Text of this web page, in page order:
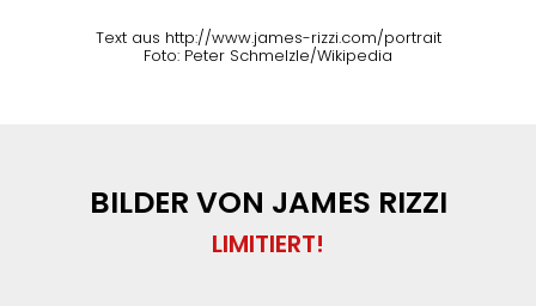
Text aus http://www.james-rizzi.com/portrait
Foto: Peter Schmelzle/Wikipedia
BILDER VON JAMES RIZZI
LIMITIERT!